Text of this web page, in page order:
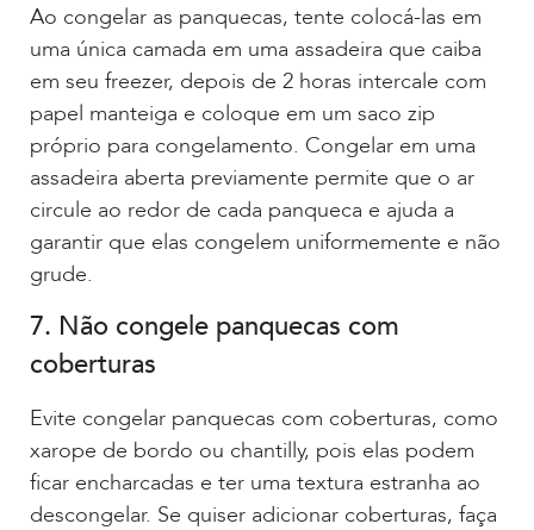
Ao congelar as panquecas, tente colocá-las em
uma única camada em uma assadeira que caiba
em seu freezer, depois de 2 horas intercale com
papel manteiga e coloque em um saco zip
próprio para congelamento. Congelar em uma
assadeira aberta previamente permite que o ar
circule ao redor de cada panqueca e ajuda a
garantir que elas congelem uniformemente e não
grude.
7. Não congele panquecas com
coberturas
Evite congelar panquecas com coberturas, como
xarope de bordo ou chantilly, pois elas podem
ficar encharcadas e ter uma textura estranha ao
descongelar. Se quiser adicionar coberturas, faça